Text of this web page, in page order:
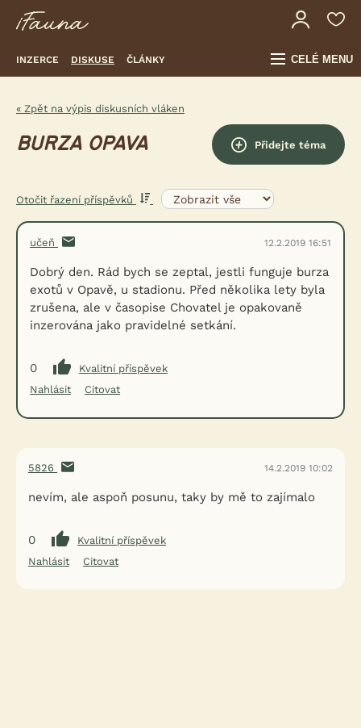
INZERCE DISKUSE ČLÁNKY CELÉ MENU
« Zpět na výpis diskusních vláken
BURZA OPAVA Přidejte téma
Otočit řazení příspěvků
učeň 12.2.2019 16:51
Dobrý den. Rád bych se zeptal, jestli funguje burza
exotů v Opavě, u stadionu. Před několika lety byla
zrušena, ale v časopise Chovatel je opakovaně
inzerována jako pravidelné setkání.
0
Kvalitní příspěvek
Nahlásit
Citovat
5826 14.2.2019 10:02
nevím, ale aspoň posunu, taky by mě to zajímalo
0
Kvalitní příspěvek
Nahlásit
Citovat